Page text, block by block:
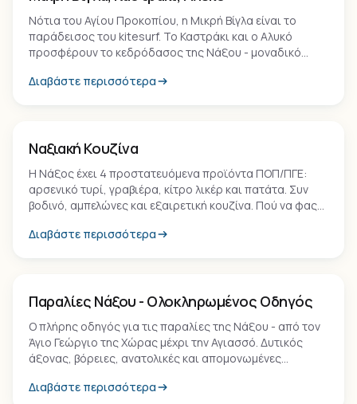
Νότια του Αγίου Προκοπίου, η Μικρή Βίγλα είναι το
παράδεισος του kitesurf. Το Καστράκι και ο Αλυκό
προσφέρουν το κεδρόδασος της Νάξου - μοναδικό
Διαβάστε περισσότερα
Ναξιακή Κουζίνα
Η Νάξος έχει 4 προστατευόμενα προϊόντα ΠΟΠ/ΠΓΕ:
αρσενικό τυρί, γραβιέρα, κίτρο λικέρ και πατάτα. Συν
βοδινό, αμπελώνες και εξαιρετική κουζίνα. Πού να φας
Διαβάστε περισσότερα
Παραλίες Νάξου - Ολοκληρωμένος Οδηγός
Ο πλήρης οδηγός για τις παραλίες της Νάξου - από τον
Άγιο Γεώργιο της Χώρας μέχρι την Αγιασσό. Δυτικός
άξονας, βόρειες, ανατολικές και απομονωμένες
Διαβάστε περισσότερα